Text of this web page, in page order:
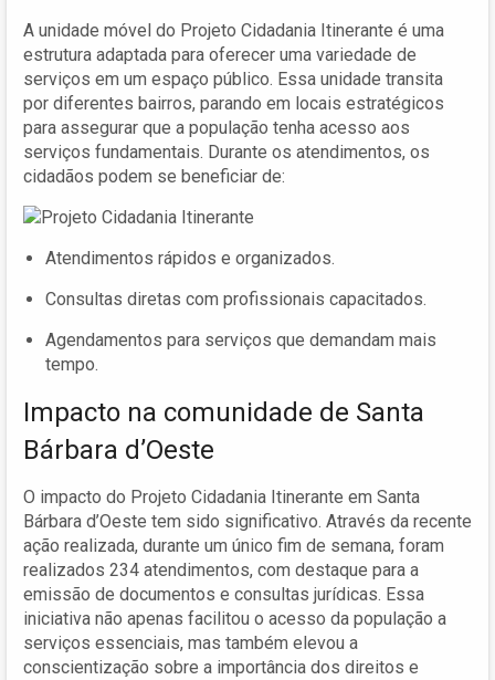
A unidade móvel do Projeto Cidadania Itinerante é uma
estrutura adaptada para oferecer uma variedade de
serviços em um espaço público. Essa unidade transita
por diferentes bairros, parando em locais estratégicos
para assegurar que a população tenha acesso aos
serviços fundamentais. Durante os atendimentos, os
cidadãos podem se beneficiar de:
Atendimentos rápidos e organizados.
Consultas diretas com profissionais capacitados.
Agendamentos para serviços que demandam mais
tempo.
Impacto na comunidade de Santa
Bárbara d’Oeste
O impacto do Projeto Cidadania Itinerante em Santa
Bárbara d’Oeste tem sido significativo. Através da recente
ação realizada, durante um único fim de semana, foram
realizados 234 atendimentos, com destaque para a
emissão de documentos e consultas jurídicas. Essa
iniciativa não apenas facilitou o acesso da população a
serviços essenciais, mas também elevou a
conscientização sobre a importância dos direitos e